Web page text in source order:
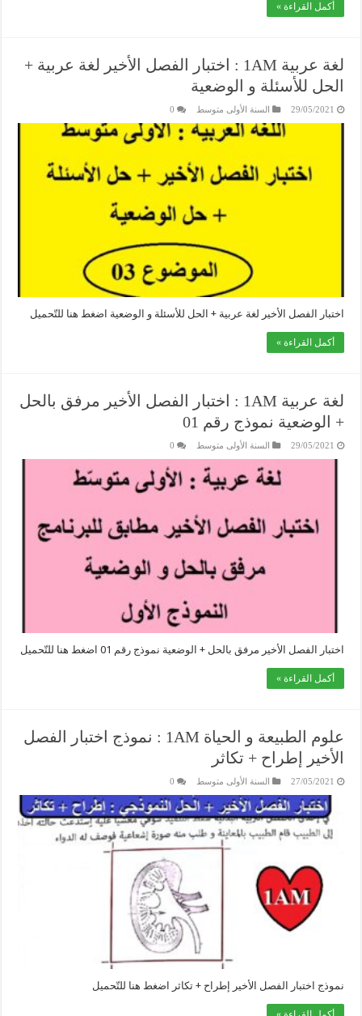
أكمل القراءة »
لغة عربية 1AM : اختبار الفصل الأخير لغة عربية +
الحل للأسئلة و الوضعية
29/05/2021 السنة الأولى متوسط 0
اختبار الفصل الأخير لغة عربية + الحل للأسئلة و الوضعية اضغط هنا للتّحميل
أكمل القراءة »
لغة عربية 1AM : اختبار الفصل الأخير مرفق بالحل
+ الوضعية نموذج رقم 01
29/05/2021 السنة الأولى متوسط 0
اختبار الفصل الأخير مرفق بالحل + الوضعية نموذج رقم 01 اضغط هنا للتّحميل
أكمل القراءة »
علوم الطبيعة و الحياة 1AM : نموذج اختبار الفصل
الأخير إطراح + تكاثر
27/05/2021 السنة الأولى متوسط 0
نموذج اختبار الفصل الأخير إطراح + تكاثر اضغط هنا للتّحميل